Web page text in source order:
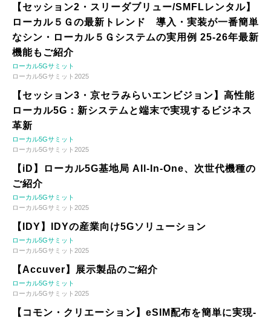
【セッション2・スリーダブリュー/SMFLレンタル】
ローカル５Ｇの最新トレンド 導入・実装が一番簡単
なシン・ローカル５Ｇシステムの実用例 25-26年最新
機能もご紹介
ローカル5Gサミット
ローカル5Gサミット2025
【セッション3・京セラみらいエンビジョン】高性能
ローカル5G：新システムと端末で実現するビジネス
革新
ローカル5Gサミット
ローカル5Gサミット2025
【iD】ローカル5G基地局 All-In-One、次世代機種の
ご紹介
ローカル5Gサミット
ローカル5Gサミット2025
【IDY】IDYの産業向け5Gソリューション
ローカル5Gサミット
ローカル5Gサミット2025
【Accuver】展示製品のご紹介
ローカル5Gサミット
ローカル5Gサミット2025
【コモン・クリエーション】eSIM配布を簡単に実現-